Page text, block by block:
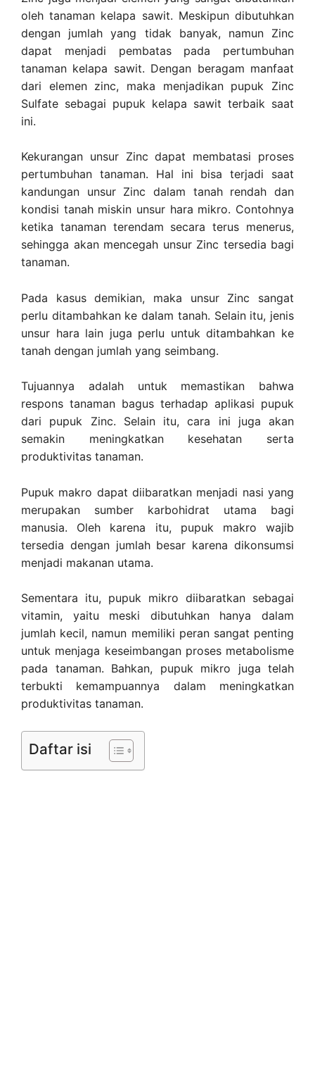
oleh tanaman kelapa sawit. Meskipun dibutuhkan
dengan jumlah yang tidak banyak, namun Zinc
dapat menjadi pembatas pada pertumbuhan
tanaman kelapa sawit. Dengan beragam manfaat
dari elemen zinc, maka menjadikan pupuk Zinc
Sulfate sebagai pupuk kelapa sawit terbaik saat
ini.
Kekurangan unsur Zinc dapat membatasi proses
pertumbuhan tanaman. Hal ini bisa terjadi saat
kandungan unsur Zinc dalam tanah rendah dan
kondisi tanah miskin unsur hara mikro. Contohnya
ketika tanaman terendam secara terus menerus,
sehingga akan mencegah unsur Zinc tersedia bagi
tanaman.
Pada kasus demikian, maka unsur Zinc sangat
perlu ditambahkan ke dalam tanah. Selain itu, jenis
unsur hara lain juga perlu untuk ditambahkan ke
tanah dengan jumlah yang seimbang.
Tujuannya adalah untuk memastikan bahwa
respons tanaman bagus terhadap aplikasi pupuk
dari pupuk Zinc. Selain itu, cara ini juga akan
semakin meningkatkan kesehatan serta
produktivitas tanaman.
Pupuk makro dapat diibaratkan menjadi nasi yang
merupakan sumber karbohidrat utama bagi
manusia. Oleh karena itu, pupuk makro wajib
tersedia dengan jumlah besar karena dikonsumsi
menjadi makanan utama.
Sementara itu, pupuk mikro diibaratkan sebagai
vitamin, yaitu meski dibutuhkan hanya dalam
jumlah kecil, namun memiliki peran sangat penting
untuk menjaga keseimbangan proses metabolisme
pada tanaman. Bahkan, pupuk mikro juga telah
terbukti kemampuannya dalam meningkatkan
produktivitas tanaman.
Daftar isi